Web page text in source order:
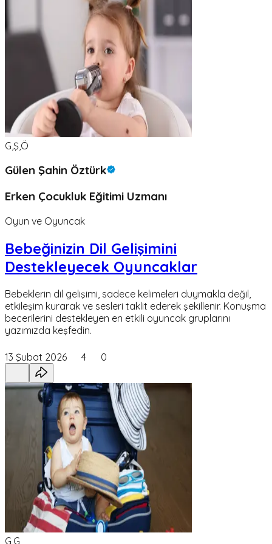
G,Ş,Ö
Gülen Şahin Öztürk
Erken Çocukluk Eğitimi Uzmanı
Oyun ve Oyuncak
Bebeğinizin Dil Gelişimini
Destekleyecek Oyuncaklar
Bebeklerin dil gelişimi, sadece kelimeleri duymakla değil,
etkileşim kurarak ve sesleri taklit ederek şekillenir. Konuşma
becerilerini destekleyen en etkili oyuncak gruplarını
yazımızda keşfedin.
13 Şubat 2026 4 0
G,G